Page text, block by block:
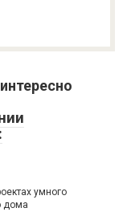
умного
дома